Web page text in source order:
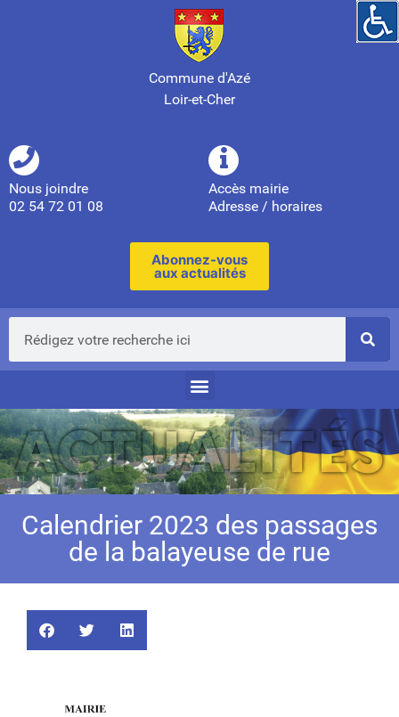
Commune d'Azé
Loir-et-Cher
Nous joindre
02 54 72 01 08
Accès mairie
Adresse / horaires
Abonnez-vous
aux actualités
Calendrier 2023 des passages
de la balayeuse de rue